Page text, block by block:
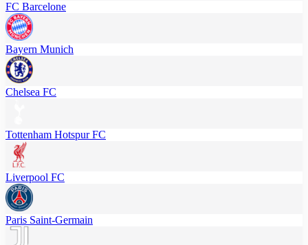
FC Barcelone
Bayern Munich
Chelsea FC
Tottenham Hotspur FC
Liverpool FC
Paris Saint-Germain